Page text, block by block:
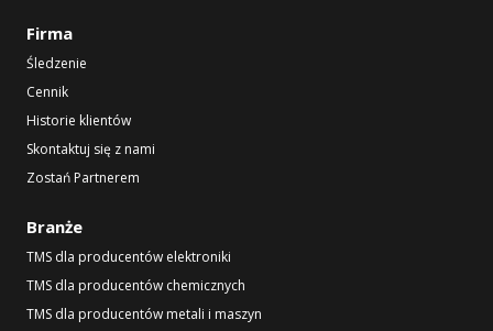
Firma
Śledzenie
Cennik
Historie klientów
Skontaktuj się z nami
Zostań Partnerem
Branże
TMS dla producentów elektroniki
TMS dla producentów chemicznych
TMS dla producentów metali i maszyn